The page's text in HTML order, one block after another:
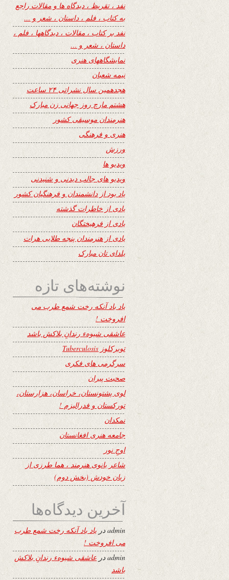
نفد ، تقریظ ، دیدگاه ها و مقالات راجع
به کتاب ، فلم ، داستان ، شعر و …
نفد بر کتاب ، مقالات ، دیدگاهها ، فلم ،
داستان ، شعر و …
نمایشگاههای هنری
نیمه شعبان
هجدهمین سال نشراتی ۲۴ ساعت
هشتم مارچ روز جهانی زن مبارک
هنرمندان موسیقی کشور
هنری و فرهنگی
ورزش
ویدیو ها
ویدیو های جالب دیدنی و شنیدنی
یاد بود از دانشمندان و فرهنگیان کشور
یادی از خاطرات گذشته
یادی از فرهیختگان
یادی از هنرمندان پنجه طلایی هرات
یلدای تان مبارک
نوشته‌های تازه
یاد باد آنکه رخت شمع طرب می
افروخت !
عاشقی شیوهء رندانِ بلاکش باشد
توبرکلوز Tuberculosis
سرگرمی های فکری
صحبت پیران
لوی پشتونستان، خراسان، هزارستان،
تورکستان و فدرالیزم !
نمکدان
جامعه هنری افغانستان
اوجِ نور
شاعر بانوی هنرمند ، هما طرزی از
زبان خودش (بخش دوم)
آخرین دیدگاه‌ها
adminدر یاد باد آنکه رخت شمع طرب
می افروخت !
admin در عاشقی شیوهء رندانِ بلاکش
باشد